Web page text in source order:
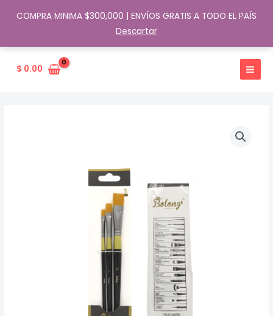
COMPRA MINIMA $300,000 | ENVÍOS GRATIS A TODO EL PAÍS
Descartar
$ 0.00